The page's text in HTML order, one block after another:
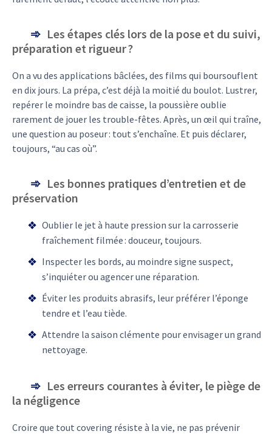
Les étapes clés lors de la pose et du suivi,
préparation et rigueur ?
On a vu des applications bâclées, des films qui boursouflent
en dix jours. La prépa, c’est déjà la moitié du boulot. Lustrer,
repérer le moindre bas de caisse, la poussière oublie
rarement de jouer les trouble-fêtes. Après, un œil qui traîne,
une question au poseur : tout s’enchaîne. Et puis déclarer,
toujours, “au cas où”.
Les bonnes pratiques d’entretien et de
préservation
Oublier le jet à haute pression sur la carrosserie
fraîchement filmée : douceur, toujours.
Inspecter les bords, au moindre signe suspect,
s’inquiéter ou agencer une réparation.
Éviter les produits abrasifs, leur préférer l’éponge
tendre et l’eau tiède.
Attendre la saison clémente pour envisager un grand
nettoyage.
Les erreurs courantes à éviter, le piège de
la négligence
Croire que tout covering résiste à la vie, ne pas prévenir